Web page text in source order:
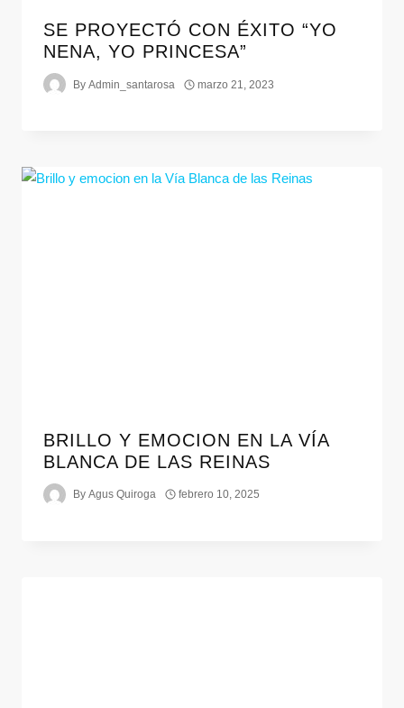
SE PROYECTÓ CON ÉXITO “YO
NENA, YO PRINCESA”
By Admin_santarosa marzo 21, 2023
BRILLO Y EMOCION EN LA VÍA
BLANCA DE LAS REINAS
By Agus Quiroga febrero 10, 2025